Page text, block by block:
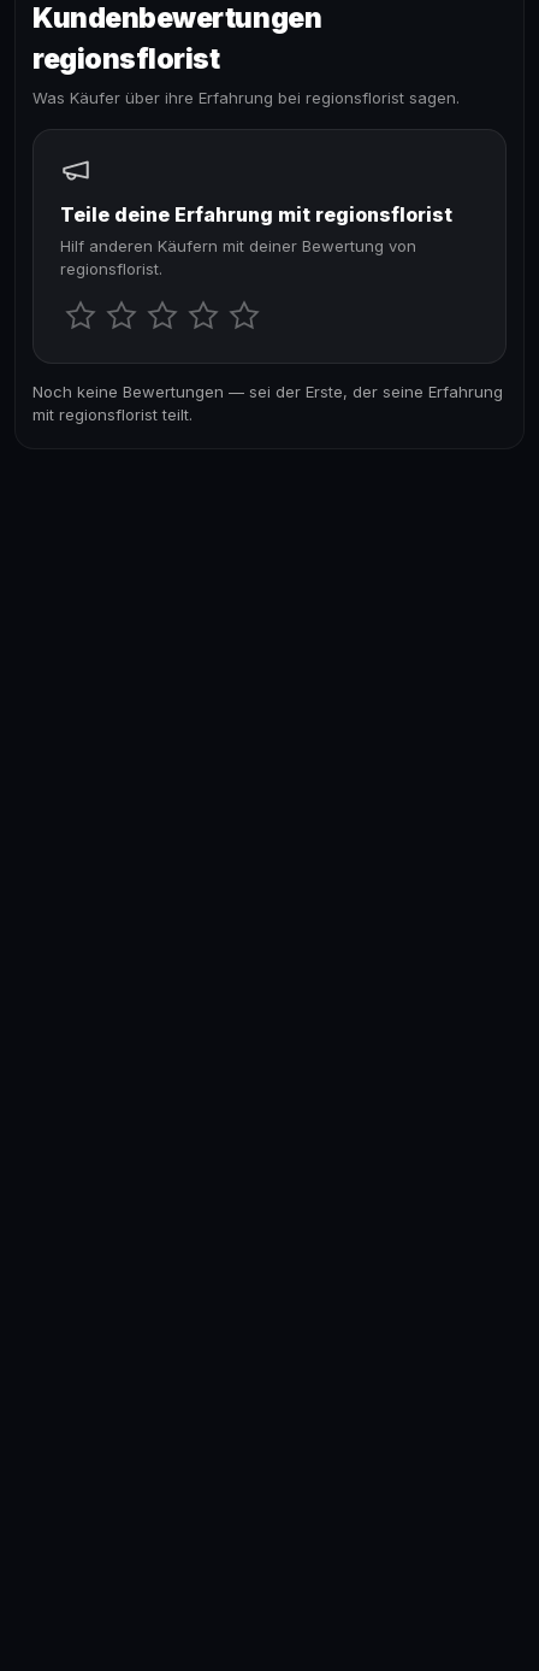
Kundenbewertungen
regionsflorist
Was Käufer über ihre Erfahrung bei regionsflorist sagen.
Teile deine Erfahrung mit regionsflorist
Hilf anderen Käufern mit deiner Bewertung von
regionsflorist.
Noch keine Bewertungen — sei der Erste, der seine Erfahrung
mit regionsflorist teilt.